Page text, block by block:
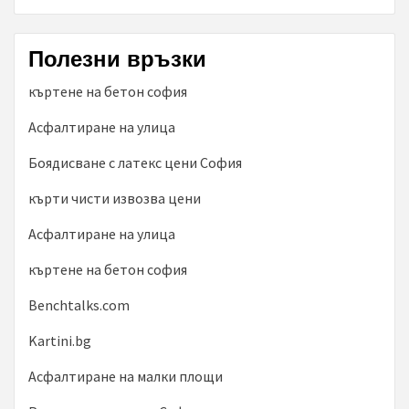
Полезни връзки
къртене на бетон софия
Асфалтиране на улица
Боядисване с латекс цени София
кърти чисти извозва цени
Асфалтиране на улица
къртене на бетон софия
Benchtalks.com
Kartini.bg
Асфалтиране на малки площи